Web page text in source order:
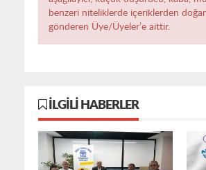
benzeri niteliklerde içeriklerden
gönderen Üye/Üyeler’e aittir.
İLGILI HABERLER